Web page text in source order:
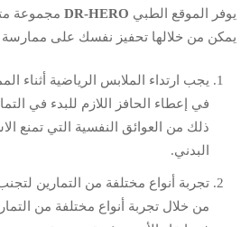
يوفر الموقع الطبي DR-HERO مجموعة
يمكن من خلالها تحفيز نفسك على ممارسة
يجب ارتداء الملابس الرياضية أثناء
في إعطاء الحافز اللازم للبدء في
ذلك من العوائق النفسية التي تمنع
البدني.
تجربة أنواع مختلفة من التمارين
من خلال تجربة أنواع مختلفة من